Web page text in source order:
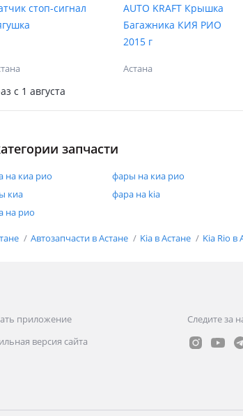
стоп-сигнал
AUTO KRAFT Крышка
Багажника КИЯ РИО
2015 г
Астана
c 1 августа
запчасти
на киа рио фары на киа рио
киа фара на kia
на рио
Автозапчасти в Астане Kia в Астане Kia Rio в
приложение
версия сайта
Следите за